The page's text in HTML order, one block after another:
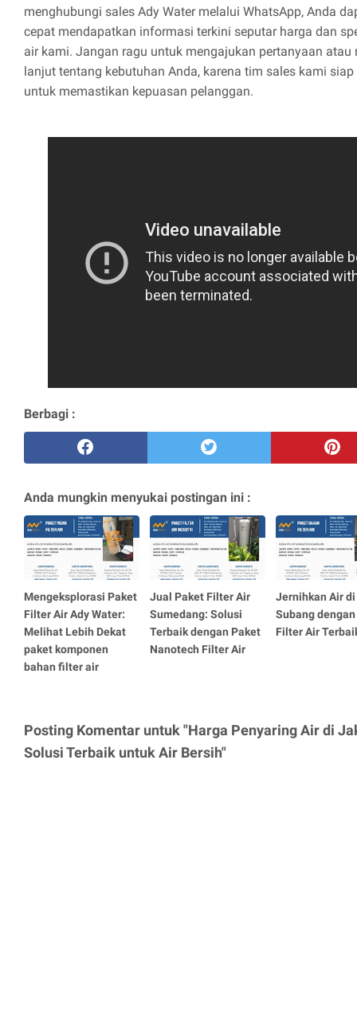
menghubungi sales Ady Water melalui WhatsApp, Anda
cepat mendapatkan informasi terkini seputar harga dan
air kami. Jangan ragu untuk mengajukan pertanyaan
lanjut tentang kebutuhan Anda, karena tim sales kami
untuk memastikan kepuasan pelanggan.
Berbagi :
Anda mungkin menyukai postingan ini :
Mengeksplorasi Paket
Filter Air Ady Water:
Melihat Lebih Dekat
paket komponen
bahan filter air
Jual Paket Filter Air
Sumedang: Solusi
Terbaik dengan Paket
Nanotech Filter Air
Jernihkan Air di
Subang
Filter Air
Posting Komentar untuk "Harga Penyaring Air di
Solusi Terbaik untuk Air Bersih"